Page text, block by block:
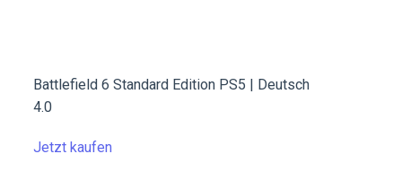
Battlefield 6 Standard Edition PS5 | Deutsch
4.0
Jetzt kaufen